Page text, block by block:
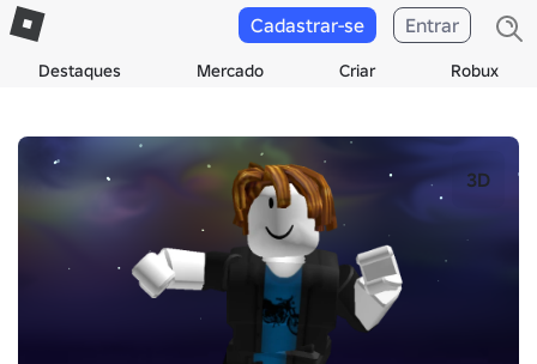
Destaques Mercado Criar Robux
Cadastrar-se Entrar
3D